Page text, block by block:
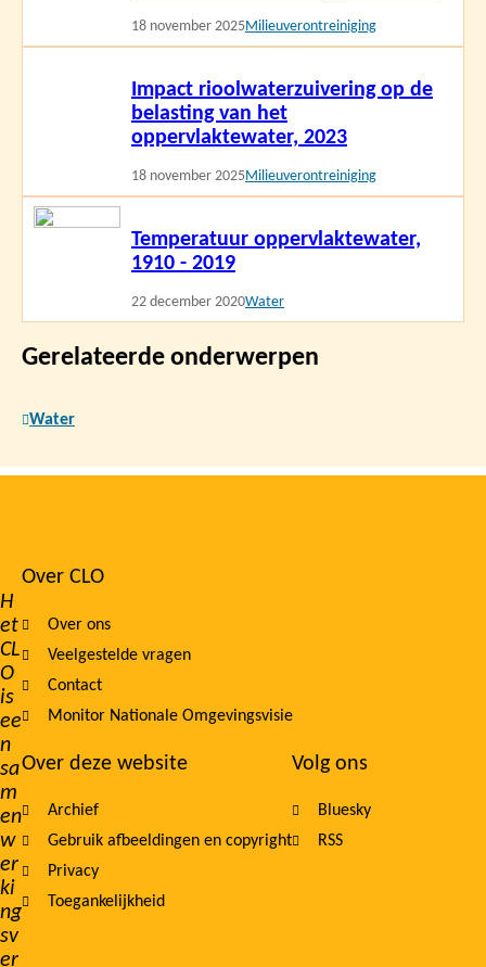
18 november 2025Milieuverontreiniging
Impact rioolwaterzuivering op de
belasting van het
oppervlaktewater, 2023
18 november 2025Milieuverontreiniging
Temperatuur oppervlaktewater,
1910 - 2019
22 december 2020Water
Lees
Gerelateerde onderwerpen
Water
H
et
CL
O
is
ee
n
sa
m
en
w
er
ki
ng
sv
er
Footer
navigation
Over CLO
Over ons
Veelgestelde vragen
Contact
Monitor Nationale Omgevingsvisie
Over deze website
Archief
Gebruik afbeeldingen en copyright
Privacy
Toegankelijkheid
Volg ons
Bluesky
RSS